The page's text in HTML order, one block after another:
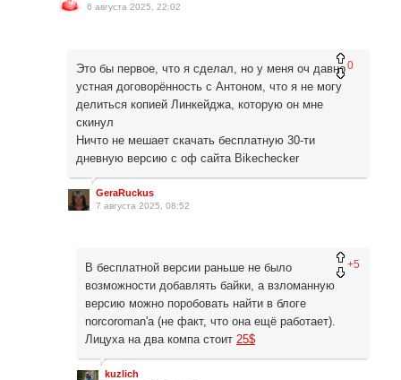
6 августа 2025, 22:02
0
Это бы первое, что я сделал, но у меня оч давно
устная договорённость с Антоном, что я не могу
делиться копией Линкейджа, которую он мне
скинул
Ничто не мешает скачать бесплатную 30-ти
дневную версию с оф сайта Bikechecker
GeraRuckus
7 августа 2025, 08:52
+5
В бесплатной версии раньше не было
возможности добавлять байки, а взломанную
версию можно поробовать найти в блоге
norcoroman'a (не факт, что она ещё работает).
Лицуха на два компа стоит 25$
kuzlich